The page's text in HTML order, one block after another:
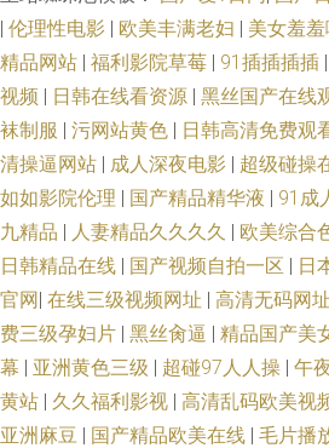
久久 欧美日韩国产a视频 深夜电影院福利深a
久久伊人久久 91白丝操 韩国福利一区二区 91
在线不卡a 国产精品在线1 影音先锋熟女AV 大
美色香蕉视频导航 成人社区男人的天堂 天天
色黑料综合 丁香七月婷婷成人 亚州麻豆91av
看视频 欧美在线cd人妖视频 欧美性生活 91深
| 伦理性电影 | 欧美丰满老妇 | 美女羞
精品网站 | 福利影院草莓 | 91插插插插 |
视频 | 日韩在线看资源 | 黑丝国产在线
袜制服 | 污网站黄色 | 日韩高清免费观
清操逼网站 | 成人深夜电影 | 超级碰操
如如影院伦理 | 国产精品精华液 | 91成
九精品 | 人妻精品久久久久 | 欧美综合
日韩精品在线 | 国产视频自拍一区 | 日
官网| 在线三级视频网址 | 高清无码网址
费三级孕妇片 | 黑丝肏逼 | 精品国产美
幕 | 亚洲黄色三级 | 超碰97人人操 | 午
黄站 | 久久福利影视 | 高清乱码欧美视
亚洲麻豆 | 国产精品欧美在线 | 毛片播